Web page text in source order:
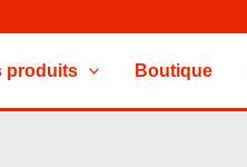
produits Boutique